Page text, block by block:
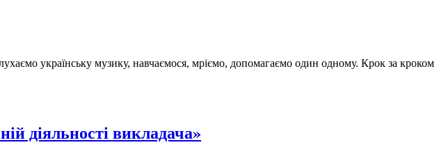
українську музику, навчаємося, мріємо, допомагаємо один одному. Крок за кроком
діяльності викладача»